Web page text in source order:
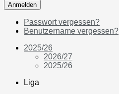
Anmelden
Passwort vergessen?
Benutzername vergessen?
2025/26
2026/27
2025/26
Liga